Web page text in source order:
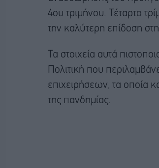
4ου τριμήνου. Τέταρτο
την καλύτερη επίδοση
Τα στοιχεία αυτά
Πολιτική που
επιχειρήσεων, τα οποία
της πανδημίας.